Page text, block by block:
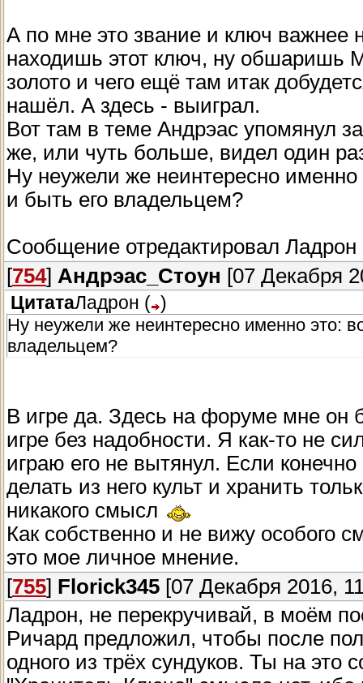
А по мне это звание и ключ важнее
находишь этот ключ, ну обшаришь
золото и чего ещё там итак
нашёл. А здесь - выиграл.
Вот там в теме Андрэас упомянул
же, или чуть больше, видел один
Ну неужели же неинтересно именно
и быть его владельцем?
Сообщение отредактировал Ладрон
[754] Андрэас_Стоун [07 Декабря
ЦитатаЛадрон ( )
Ну неужели же неинтересно именно это:
владельцем?
В игре да. Здесь на форуме мне он
игре без надобности. Я как-то не
играю его не вытянул. Если
делать из него культ и хранить
никакого смысл
Как собственно и не вижу особого
это мое личное мнение.
[755] Florick345 [07 Декабря 2016,
Ладрон, не перекручивай, в моём
Ричард предложил, чтобы после
одного из трёх сундуков. Ты на это